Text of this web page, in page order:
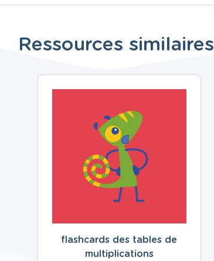
Ressources similaires
flashcards des tables de
multiplications